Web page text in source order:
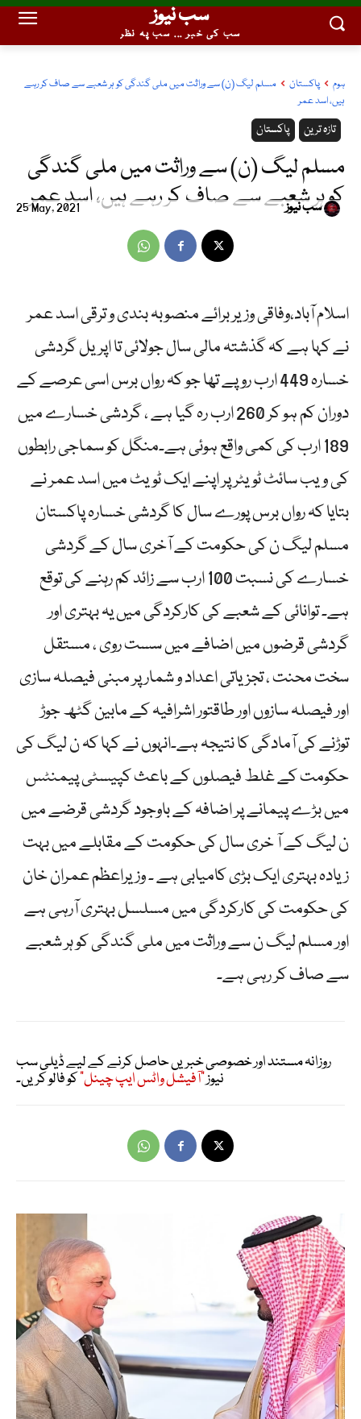
سب نیوز
سب کی خبر ... سب پہ نظر
ہوم پاکستان
مسلم لیگ (ن) سے وراثت میں ملی گندگی کو ہر شعبے سے صاف کر رہے
ہیں، اسد عمر
پاکستان تازہ ترین
مسلم لیگ (ن) سے وراثت میں ملی گندگی
کو ہر شعبے سے صاف کر رہے ہیں، اسد عمر
25 May, 2021 سب نیوز
اسلام آباد،وفاقی وزیر برائے منصوبہ بندی و ترقی اسد عمر
نے کہا ہے کہ گذشتہ مالی سال جولائی تا اپریل گردشی
خسارہ 449 ارب روپے تھا جو کہ رواں برس اسی عرصے کے
دوران کم ہو کر 260 ارب رہ گیا ہے ، گردشی خسارے میں
189 ارب کی کمی واقع ہوئی ہے۔منگل کو سماجی رابطوں
کی ویب سائٹ ٹویٹر پر اپنے ایک ٹویٹ میں اسد عمر نے
بتایا کہ رواں برس پورے سال کا گردشی خسارہ پاکستان
مسلم لیگ ن کی حکومت کے آخری سال کے گردشی
خسارے کی نسبت 100 ارب سے زائد کم رہنے کی توقع
ہے۔ توانائی کے شعبے کی کارکردگی میں یہ بہتری اور
گردشی قرضوں میں اضافے میں سست روی ، مستقل
سخت محنت ، تجزیاتی اعداد و شمار پر مبنی فیصلہ سازی
اور فیصلہ سازوں اور طاقتور اشرافیہ کے مابین گٹھ جوڑ
توڑنے کی آمادگی کا نتیجہ ہے۔انہوں نے کہا کہ ن لیگ کی
حکومت کے غلط فیصلوں کے باعث کپیسٹی پیمنٹس
میں بڑے پیمانے پر اضافہ کے باوجود گردشی قرضے میں
ن لیگ کے آ خری سال کی حکومت کے مقابلے میں بہت
زیادہ بہتری ایک بڑی کامیابی ہے ۔ وزیراعظم عمران خان
کی حکومت کی کارکردگی میں مسلسل بہتری آرہی ہے
اور مسلم لیگ ن سے وراثت میں ملی گندگی کو ہر شعبے
سے صاف کر رہی ہے۔
روزانہ مستند اور خصوصی خبریں حاصل کرنے کے لیے ڈیلی سب
نیوز"آفیشل واٹس ایپ چینل"کو فالو کریں۔